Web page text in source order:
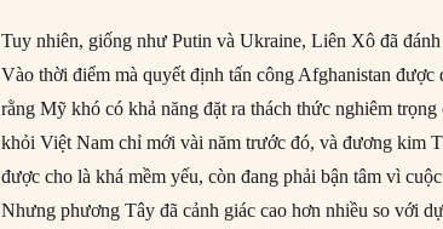
Tuy nhiên, giống như Putin và Ukraine, Liên Xô đã
Vào thời điểm mà quyết định tấn công Afghanistan
rằng Mỹ khó có khả năng đặt ra thách thức nghiêm
khỏi Việt Nam chỉ mới vài năm trước đó, và đương kim
được cho là khá mềm yếu, còn đang phải bận tâm vì
Nhưng phương Tây đã cảnh giác cao hơn nhiều so với